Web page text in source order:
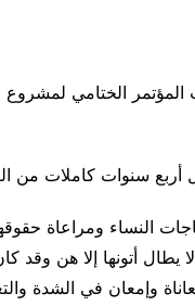
الختامي لمشروع
أربع سنوات كاملات
النساء ومراعاة
أتونها إلا هن وقد
وإمعان في الشدة